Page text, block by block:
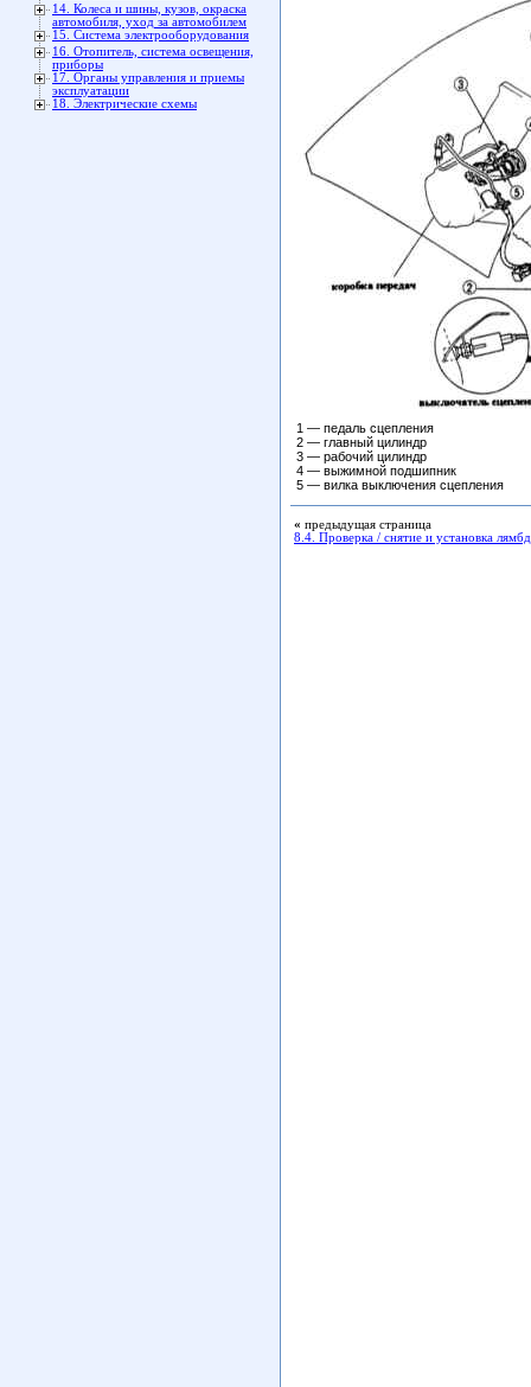
14. Колеса и шины, кузов, окраска
автомобиля, уход за автомобилем
15. Система электрооборудования
16. Отопитель, система освещения,
приборы
17. Органы управления и приемы
эксплуатации
18. Электрические схемы
1 — педаль сцепления
2 — главный цилиндр
3 — рабочий цилиндр
4 — выжимной подшипник
5 — вилка выключения сцепления
« предыдущая страница
8.4. Проверка / снятие и установка